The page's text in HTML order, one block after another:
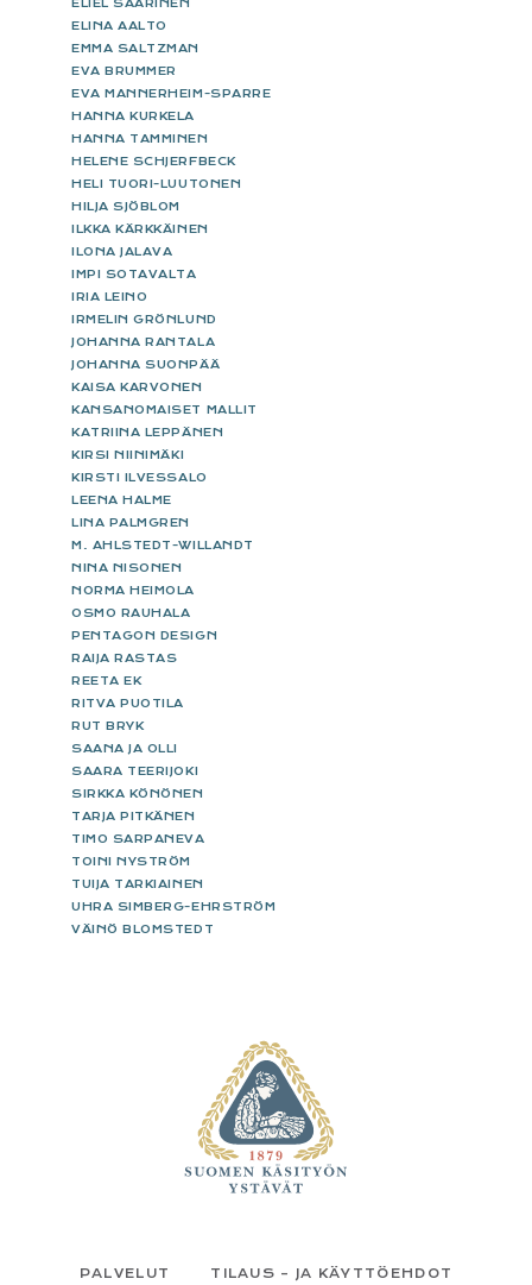
ELINA AALTO
EMMA SALTZMAN
EVA BRUMMER
EVA MANNERHEIM-SPARRE
HANNA KURKELA
HANNA TAMMINEN
HELENE SCHJERFBECK
HELI TUORI-LUUTONEN
HILJA SJÖBLOM
ILKKA KÄRKKÄINEN
ILONA JALAVA
IMPI SOTAVALTA
IRIA LEINO
IRMELIN GRÖNLUND
JOHANNA RANTALA
JOHANNA SUONPÄÄ
KAISA KARVONEN
KANSANOMAISET MALLIT
KATRIINA LEPPÄNEN
KIRSI NIINIMÄKI
KIRSTI ILVESSALO
LEENA HALME
LINA PALMGREN
M. AHLSTEDT-WILLANDT
NINA NISONEN
NORMA HEIMOLA
OSMO RAUHALA
PENTAGON DESIGN
RAIJA RASTAS
REETA EK
RITVA PUOTILA
RUT BRYK
SAANA JA OLLI
SAARA TEERIJOKI
SIRKKA KÖNÖNEN
TARJA PITKÄNEN
TIMO SARPANEVA
TOINI NYSTRÖM
TUIJA TARKIAINEN
UHRA SIMBERG-EHRSTRÖM
VÄINÖ BLOMSTEDT
PALVELUT TILAUS – JA KÄYTTÖEHDOT